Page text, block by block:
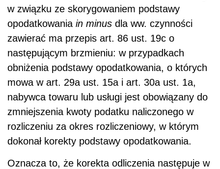
w związku ze skorygowaniem podstawy
opodatkowania in minus dla ww. czynności
zawierać ma przepis art. 86 ust. 19c o
następującym brzmieniu: w przypadkach
obniżenia podstawy opodatkowania, o których
mowa w art. 29a ust. 15a i art. 30a ust. 1a,
nabywca towaru lub usługi jest obowiązany do
zmniejszenia kwoty podatku naliczonego w
rozliczeniu za okres rozliczeniowy, w którym
dokonał korekty podstawy opodatkowania.
Oznacza to, że korekta odliczenia następuje w